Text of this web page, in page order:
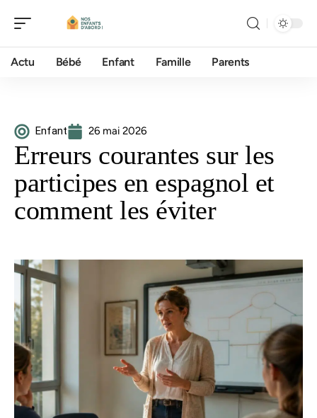
Actu Bébé Enfant Famille Parents
Enfant 26 mai 2026
Erreurs courantes sur les
participes en espagnol et
comment les éviter